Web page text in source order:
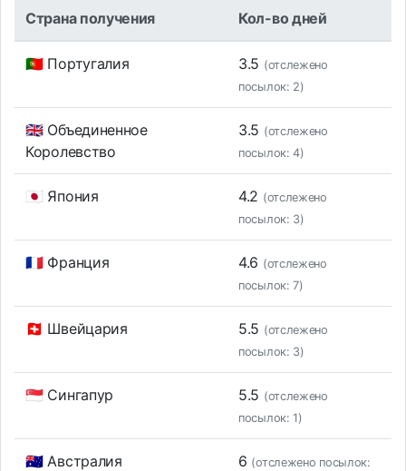
Страна получения Кол-во дней
🇵🇹 Португалия 3.5 (отслежено
посылок: 2)
🇬🇧 Объединенное
Королевство
3.5 (отслежено
посылок: 4)
🇯🇵 Япония 4.2 (отслежено
посылок: 3)
🇫🇷 Франция 4.6 (отслежено
посылок: 7)
🇨🇭 Швейцария 5.5 (отслежено
посылок: 3)
🇸🇬 Сингапур 5.5 (отслежено
посылок: 1)
🇦🇺 Австралия 6 (отслежено посылок: